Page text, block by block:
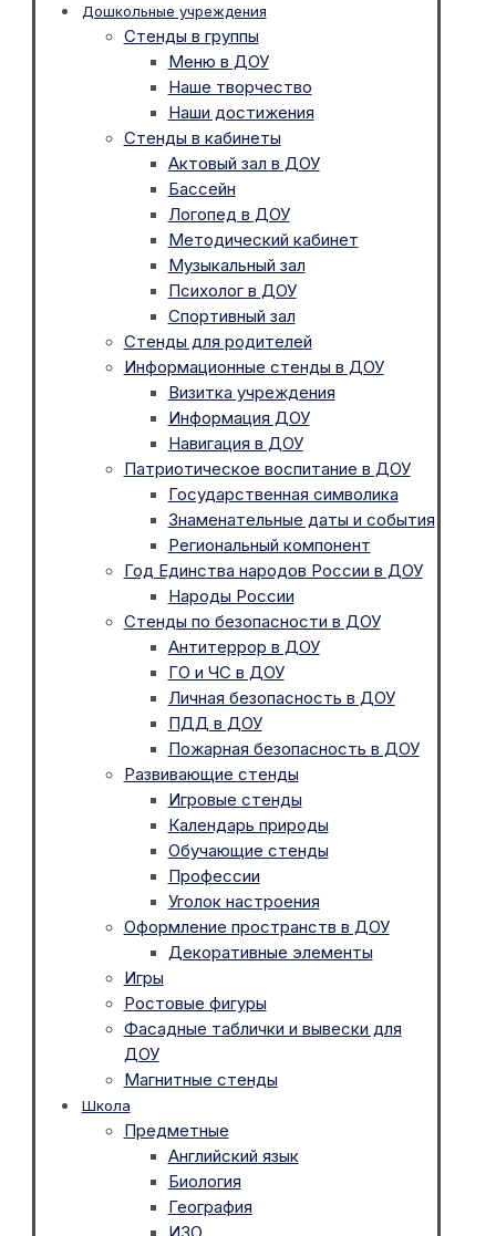
Дошкольные учреждения
Стенды в группы
Меню в ДОУ
Наше творчество
Наши достижения
Стенды в кабинеты
Актовый зал в ДОУ
Бассейн
Логопед в ДОУ
Методический кабинет
Музыкальный зал
Психолог в ДОУ
Спортивный зал
Стенды для родителей
Информационные стенды в ДОУ
Визитка учреждения
Информация ДОУ
Навигация в ДОУ
Патриотическое воспитание в ДОУ
Государственная символика
Знаменательные даты и события
Региональный компонент
Год Единства народов России в ДОУ
Народы России
Стенды по безопасности в ДОУ
Антитеррор в ДОУ
ГО и ЧС в ДОУ
Личная безопасность в ДОУ
ПДД в ДОУ
Пожарная безопасность в ДОУ
Развивающие стенды
Игровые стенды
Календарь природы
Обучающие стенды
Профессии
Уголок настроения
Оформление пространств в ДОУ
Декоративные элементы
Игры
Ростовые фигуры
Фасадные таблички и вывески для
ДОУ
Магнитные стенды
Школа
Предметные
Английский язык
Биология
География